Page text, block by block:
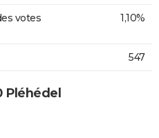
votes
1,10%
547
Pléhédel